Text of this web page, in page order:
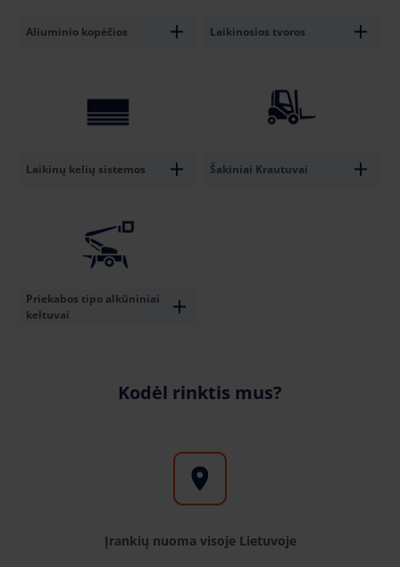
Aliuminio kopėčios Laikinosios tvoros
Laikinų kelių sistemos Šakiniai Krautuvai
Priekabos tipo alkūniniai
keltuvai
Kodėl rinktis mus?
Įrankių nuoma visoje Lietuvoje